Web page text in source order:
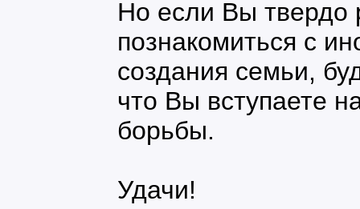
Но если Вы твердо
познакомиться с
создания семьи,
что Вы вступаете
борьбы.
Удачи!